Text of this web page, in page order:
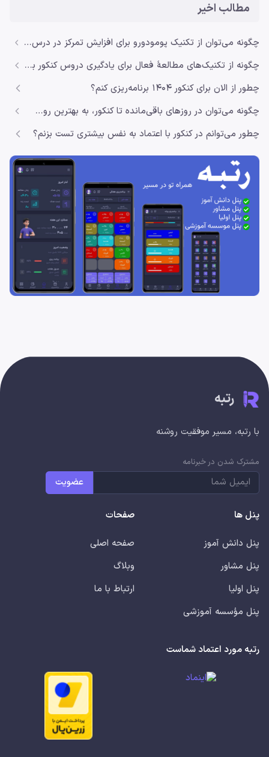
مطالب اخیر
چگونه می‌توان از تکنیک پومودورو برای افزایش تمرکز در درس خواندن استفاده کرد؟
چگونه از تکنیک‌های مطالعهٔ فعال برای یادگیری دروس کنکور بهره‌مند شویم؟
چطور از الان برای کنکور ۱۴۰۴ برنامه‌ریزی کنم؟
چگونه می‌توان در روزهای باقی‌مانده تا کنکور، به بهترین روش مطالعه کرد؟
چطور می‌توانم در کنکور با اعتماد به نفس بیشتری تست بزنم؟
رتبه
با رتبه، مسیر موفقیت روشنه
مشترک شدن در خبرنامه
عضویت
پنل ها
پنل دانش آموز
پنل مشاور
پنل اولیا
پنل مؤسسه آموزشی
صفحات
صفحه اصلی
وبلاگ
ارتباط با ما
رتبه مورد اعتماد شماست